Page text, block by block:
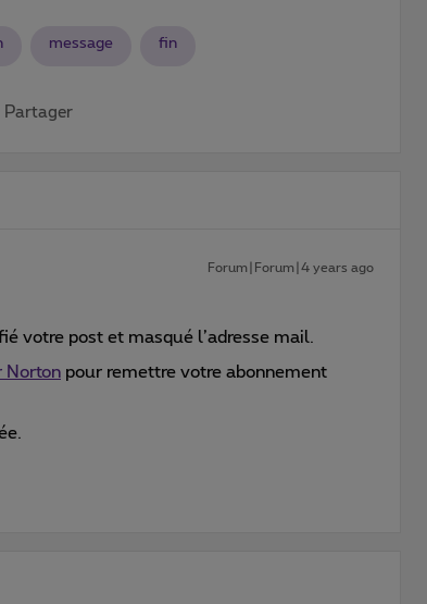
message fin
Partager
Forum|Forum|4 years ago
votre post et masqué l’adresse mail.
Norton pour remettre votre abonnement